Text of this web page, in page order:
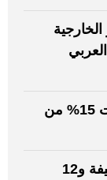
السيسي يصدر قراراً بزيادة المعاشات 15% من
محكمة مصرية تحيل أوراق سارة خليفة و12